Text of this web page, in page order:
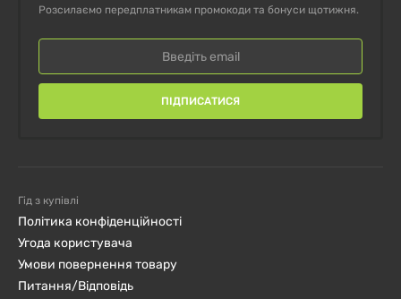
Розсилаємо передплатникам промокоди та бонуси щотижня.
ПІДПИСАТИСЯ
Гід з купівлі
Політика конфіденційності
Угода користувача
Умови повернення товару
Питання/Відповідь